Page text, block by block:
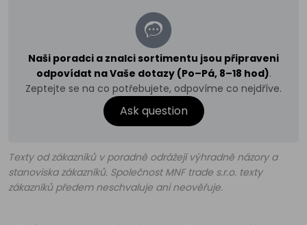
Naši poradci a znalci sortimentu jsou připraveni
odpovídat na Vaše dotazy (Po–Pá, 8–18 hod).
Zeptejte se na co potřebujete, odpovíme co nejdříve.
Ask question
Texty od zákazníků v poradně odrážejí výhradně názory a
stanoviska zákazníků. Společnost MNF trade s.r.o. texty
zákazníků předem neschvaluje ani neověřuje.